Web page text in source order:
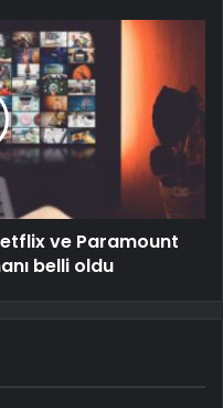
ve Paramount
belli oldu